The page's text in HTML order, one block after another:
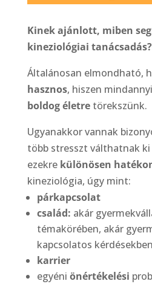
Kinek ajánlott, miben
kineziológiai tanácsadás?
Általánosan elmondható,
hasznos, hiszen
boldog életre törekszünk.
Ugyanakkor vannak
több stresszt válthatnak ki
ezekre különösen
kineziológia, úgy mint:
párkapcsolat
család: akár
témakörében, akár
kapcsolatos kérdésekben
karrier
egyéni önértékelési